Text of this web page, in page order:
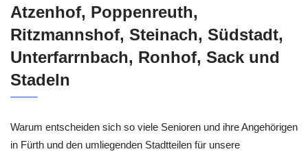
Atzenhof, Poppenreuth,
Ritzmannshof, Steinach, Südstadt,
Unterfarrnbach, Ronhof, Sack und
Stadeln
Warum entscheiden sich so viele Senioren und ihre Angehörigen
in Fürth und den umliegenden Stadtteilen für unsere